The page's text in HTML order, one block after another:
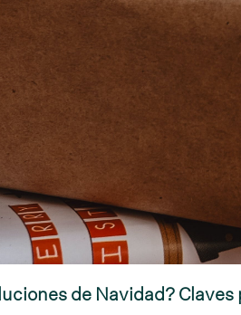
de Navidad?